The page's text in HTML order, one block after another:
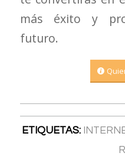
más éxito y
futuro.
ETIQUETAS: